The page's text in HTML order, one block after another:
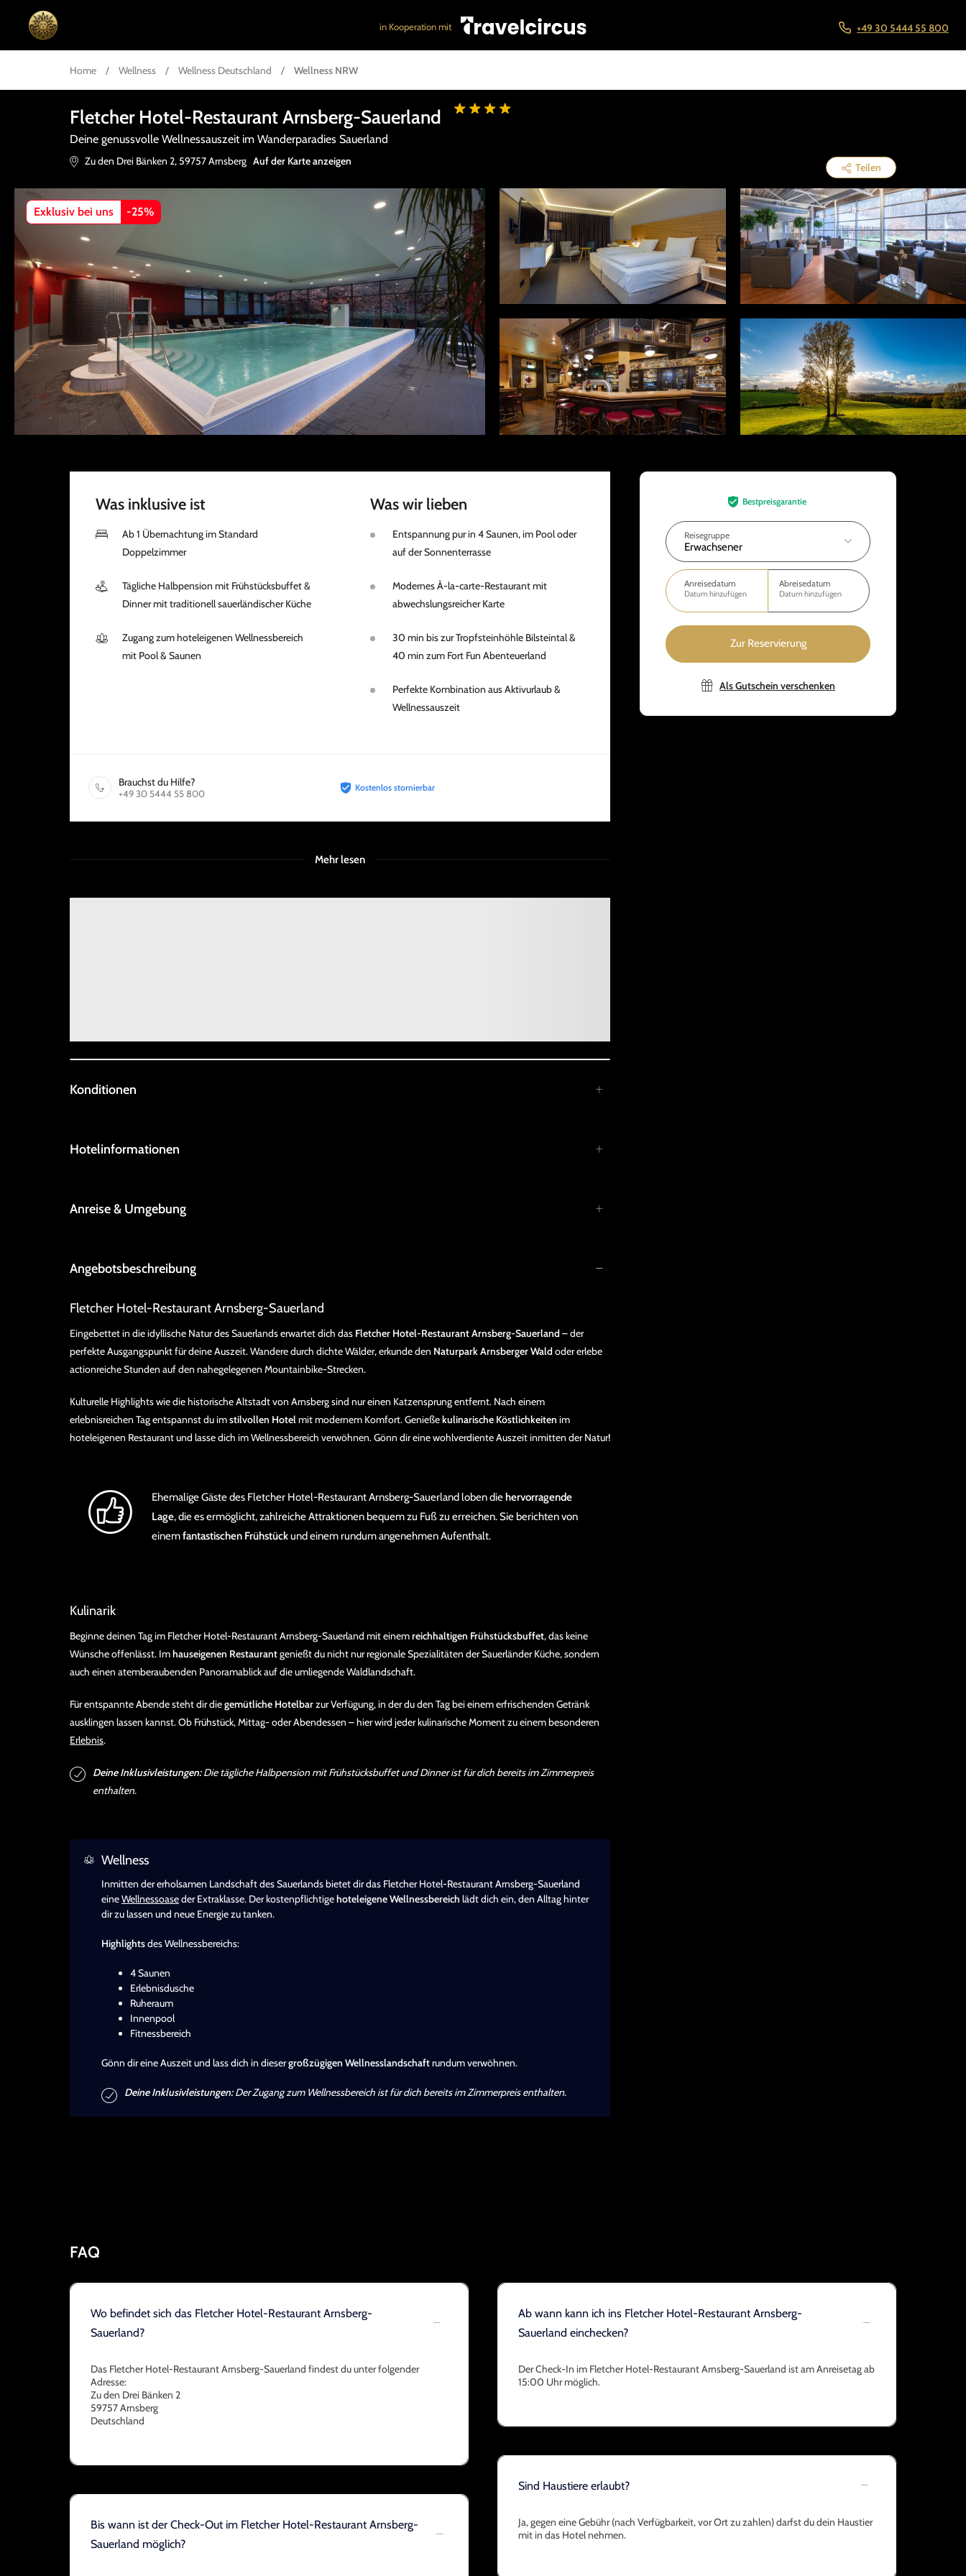
in Kooperation mit +49 30 5444 55 800
Home / Wellness / Wellness Deutschland / Wellness NRW
Fletcher Hotel-Restaurant Arnsberg-Sauerland
Deine genussvolle Wellnessauszeit im Wanderparadies Sauerland
Zu den Drei Bänken 2,59757Arnsberg Auf der Karte anzeigen Teilen
Exklusiv bei uns -25%
Bestpreisgarantie
Reisegruppe
Erwachsener
Anreisedatum
Datum hinzufügen
Abreisedatum
Datum hinzufügen
Zur Reservierung
Als Gutschein verschenken
Was inklusive ist
Ab 1 Übernachtung im Standard
Doppelzimmer
Tägliche Halbpension mit Frühstücksbuffet &
Dinner mit traditionell sauerländischer Küche
Zugang zum hoteleigenen Wellnessbereich
mit Pool & Saunen
Was wir lieben
Entspannung pur in 4 Saunen, im Pool oder
auf der Sonnenterrasse
Modernes À-la-carte-Restaurant mit
abwechslungsreicher Karte
30 min bis zur Tropfsteinhöhle Bilsteintal &
40 min zum Fort Fun Abenteuerland
Perfekte Kombination aus Aktivurlaub &
Wellnessauszeit
Brauchst du Hilfe?
+49 30 5444 55 800
Kostenlos stornierbar
Mehr lesen
Konditionen
Hotelinformationen
Anreise & Umgebung
Angebotsbeschreibung
Fletcher Hotel-Restaurant Arnsberg-Sauerland
Eingebettet in die idyllische Natur des Sauerlands erwartet dich das Fletcher Hotel-Restaurant Arnsberg-Sauerland– der
perfekte Ausgangspunkt für deine Auszeit. Wandere durch dichte Wälder, erkunde den Naturpark Arnsberger Waldoder erlebe
actionreiche Stunden auf den nahegelegenen Mountainbike-Strecken.
Kulturelle Highlights wie die historische Altstadt von Arnsberg sind nur einen Katzensprung entfernt. Nach einem
erlebnisreichen Tag entspannst du imstilvollen Hotelmit modernem Komfort. Genießekulinarische Köstlichkeiten im
hoteleigenen Restaurant und lasse dich im Wellnessbereich verwöhnen. Gönn dir eine wohlverdiente Auszeit inmitten der Natur!
Ehemalige Gäste des Fletcher Hotel-Restaurant Arnsberg-Sauerland loben diehervorragende
Lage, die es ermöglicht, zahlreiche Attraktionen bequem zu Fuß zu erreichen. Sie berichten von
einemfantastischen Frühstückund einem rundum angenehmen Aufenthalt.
Kulinarik
Beginne deinen Tag im Fletcher Hotel-Restaurant Arnsberg-Sauerland mit einemreichhaltigen Frühstücksbuffet, das keine
Wünsche offenlässt. Imhauseigenen Restaurantgenießt du nicht nur regionale Spezialitäten der Sauerländer Küche, sondern
auch einen atemberaubenden Panoramablick auf die umliegende Waldlandschaft.
Für entspannte Abende steht dir diegemütliche Hotelbarzur Verfügung, in der du den Tag bei einem erfrischenden Getränk
ausklingen lassen kannst. Ob Frühstück, Mittag- oder Abendessen – hier wird jeder kulinarische Moment zu einem besonderen
Erlebnis.
Deine Inklusivleistungen:Die tägliche Halbpension mit Frühstücksbuffet und Dinner ist für dich bereits im Zimmerpreis
enthalten.
Wellness
Inmitten der erholsamen Landschaft des Sauerlands bietet dir das Fletcher Hotel-Restaurant Arnsberg-Sauerland
eineWellnessoaseder Extraklasse. Der kostenpflichtigehoteleigene Wellnessbereich lädt dich ein, den Alltag hinter
dir zu lassen und neue Energie zu tanken.
Highlightsdes Wellnessbereichs:
4 Saunen
Erlebnisdusche
Ruheraum
Innenpool
Fitnessbereich
Gönn dir eine Auszeit und lass dich in diesergroßzügigen Wellnesslandschaftrundum verwöhnen.
Deine Inklusivleistungen:Der Zugang zum Wellnessbereich ist für dich bereits im Zimmerpreis enthalten.
FAQ
Wo befindet sich das Fletcher Hotel-Restaurant Arnsberg-
Sauerland?
Das Fletcher Hotel-Restaurant Arnsberg-Sauerland findest du unter folgender
Adresse:
Zu den Drei Bänken 2
59757 Arnsberg
Deutschland
Bis wann ist der Check-Out im Fletcher Hotel-Restaurant Arnsberg-
Sauerland möglich?
Ab wann kann ich ins Fletcher Hotel-Restaurant Arnsberg-
Sauerland einchecken?
Der Check-In im Fletcher Hotel-Restaurant Arnsberg-Sauerland ist am Anreisetag ab
15:00 Uhr möglich.
Sind Haustiere erlaubt?
Ja, gegen eine Gebühr (nach Verfügbarkeit, vor Ort zu zahlen) darfst du dein Haustier
mit in das Hotel nehmen.